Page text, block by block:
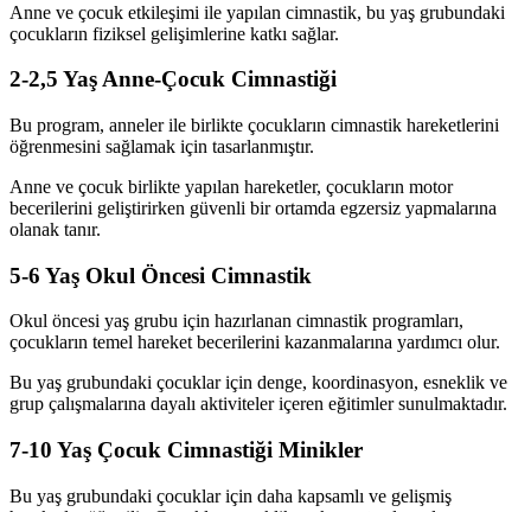
Anne ve çocuk etkileşimi ile yapılan cimnastik, bu yaş grubundaki
çocukların fiziksel gelişimlerine katkı sağlar.
2-2,5 Yaş Anne-Çocuk Cimnastiği
Bu program, anneler ile birlikte çocukların cimnastik hareketlerini
öğrenmesini sağlamak için tasarlanmıştır.
Anne ve çocuk birlikte yapılan hareketler, çocukların motor
becerilerini geliştirirken güvenli bir ortamda egzersiz yapmalarına
olanak tanır.
5-6 Yaş Okul Öncesi Cimnastik
Okul öncesi yaş grubu için hazırlanan cimnastik programları,
çocukların temel hareket becerilerini kazanmalarına yardımcı olur.
Bu yaş grubundaki çocuklar için denge, koordinasyon, esneklik ve
grup çalışmalarına dayalı aktiviteler içeren eğitimler sunulmaktadır.
7-10 Yaş Çocuk Cimnastiği Minikler
Bu yaş grubundaki çocuklar için daha kapsamlı ve gelişmiş